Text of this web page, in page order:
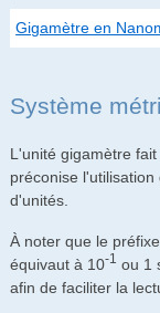
Gigamètre en
Système
L'unité gigamètre
préconise
d'unités.
À noter que le
équivaut à 10-1
ou 1
afin de faciliter la